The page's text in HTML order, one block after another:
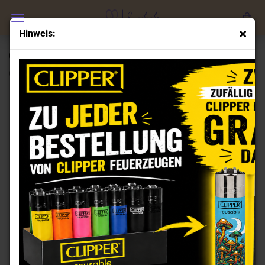
Hinweis:
Clipper Feuerzeuge Set Fat Animals
(Art.Nr.:CL100059)